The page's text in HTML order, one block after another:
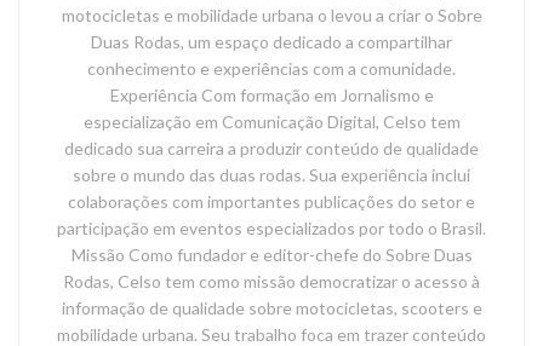
motocicletas e mobilidade urbana o levou a criar o Sobre
Duas Rodas, um espaço dedicado a compartilhar
conhecimento e experiências com a comunidade.
Experiência Com formação em Jornalismo e
especialização em Comunicação Digital, Celso tem
dedicado sua carreira a produzir conteúdo de qualidade
sobre o mundo das duas rodas. Sua experiência inclui
colaborações com importantes publicações do setor e
participação em eventos especializados por todo o Brasil.
Missão Como fundador e editor-chefe do Sobre Duas
Rodas, Celso tem como missão democratizar o acesso à
informação de qualidade sobre motocicletas, scooters e
mobilidade urbana. Seu trabalho foca em trazer conteúdo